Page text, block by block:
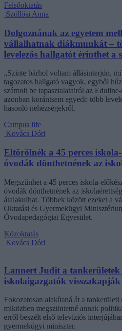
Felsőoktatás
Szöllősi Anna
Dolgoznának az egyetem
vállalhatnak diákmunkát –
levelezős hallgatót érinthet a
„Szinte bárhol voltam állásinterjún,
tagozatos hallgató vagyok, egyből
számolt be tapasztalatairól az
azonban korántsem egyedi: több
hasonló nehézségekről.
Campus life
Kovács Dóri
Eltörölnék a 45 perces
óvodák dönthetnének az
Megszűnhet a 45 perces iskola-
óvodák dönthetnének az
átalakulhat. Többek között ezeket a
Oktatási és Gyermekügyi
Óvodapedagógiai Egyesület.
Közoktatás
Kovács Dóri
Lannert Judit a
iskolaigazgatók
Fokozatosan alakítaná át a tankerületi
miközben megszüntetné annak
erről beszélt első televíziós
gyermekügyi miniszter.